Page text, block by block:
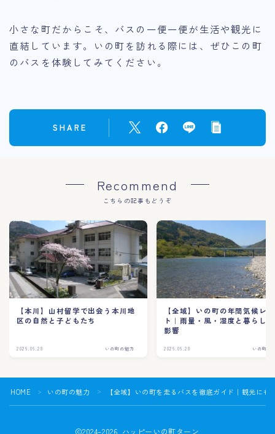
小さな町だからこそ、バスの一便一便が生活や観光に
直結しています。いの町を訪れる際には、ぜひこの町
のバスを体験してみてください。
SHARE
Recommend
こちらの記事もどうぞ
【本川】山村留学で出会う本川地
区の自然と子どもたち
2026.06.28 いの町の魅力
【全域】いの町の年間気候レ
ト｜雨量・風・湿度と暮らし
影響
2026.06.28 いの町の
HOME ＞ いの町の魅力 ＞ 【全域】いの町を走るバスを徹底ガイド｜観光にも
2024–2026 ハッピーいの町ターン